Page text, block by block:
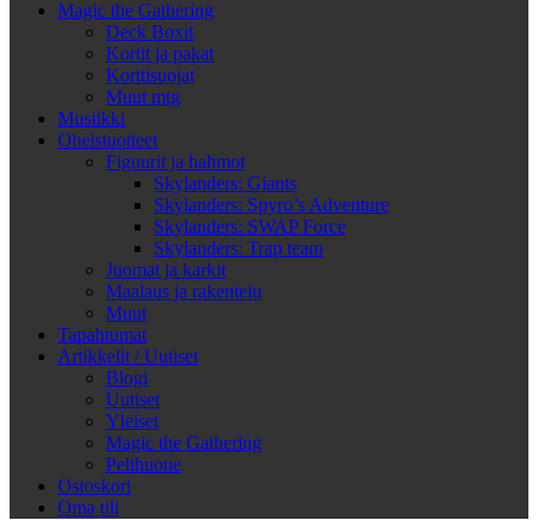
Magic the Gathering
Deck Boxit
Kortit ja pakat
Korttisuojat
Muut mtg
Musiikki
Oheistuotteet
Figuurit ja hahmot
Skylanders: Giants
Skylanders: Spyro’s Adventure
Skylanders: SWAP Force
Skylanders: Trap team
Juomat ja karkit
Maalaus ja rakentelu
Muut
Tapahtumat
Artikkelit / Uutiset
Blogi
Uutiset
Yleiset
Magic the Gathering
Pelihuone
Ostoskori
Oma tili